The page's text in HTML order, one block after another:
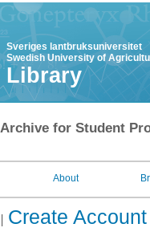
Sveriges lantbruksuniversitet
Swedish University of
Library
for Student
About
Create Account